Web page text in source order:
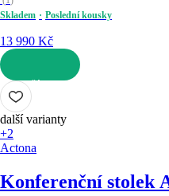
Skladem
Poslední kousky
13 990 Kč
DO KOŠÍKU
další varianty
+2
Actona
Konferenční stolek